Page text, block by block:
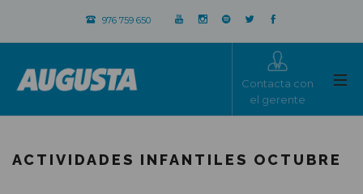
976 759 650
Contacta con
el gerente
ACTIVIDADES INFANTILES OCTUBRE